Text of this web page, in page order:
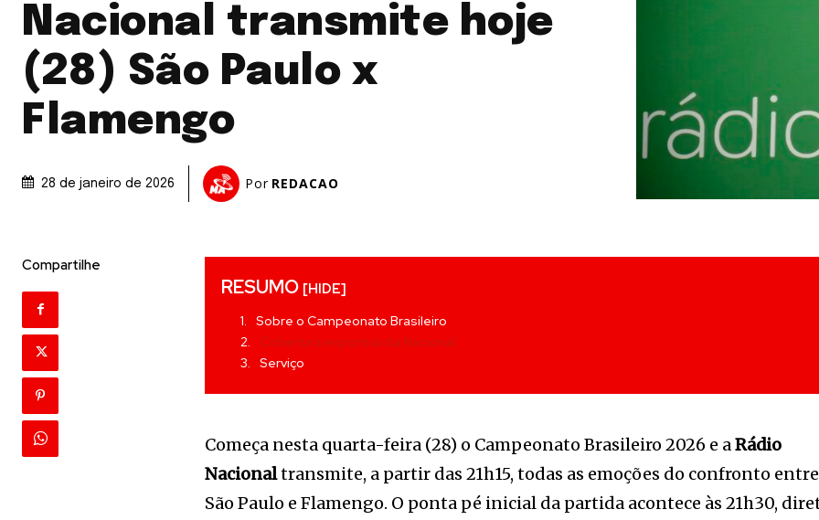
Nacional transmite hoje
(28) São Paulo x
Flamengo
28 de janeiro de 2026 Por REDACAO
Compartilhe
RESUMO [HIDE]
Sobre o Campeonato Brasileiro
Cobertura esportiva da Nacional
Serviço
Começa nesta quarta-feira (28) o Campeonato Brasileiro 2026 e aRádio
Nacionaltransmite, a partir das 21h15, todas as emoções do confronto entre
São Paulo e Flamengo. O ponta pé inicial da partida acontece às 21h30,